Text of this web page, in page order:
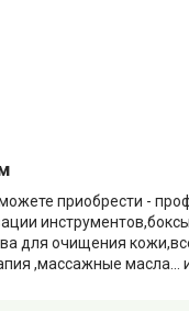
приобрести -
для очищения
,массажные масла...